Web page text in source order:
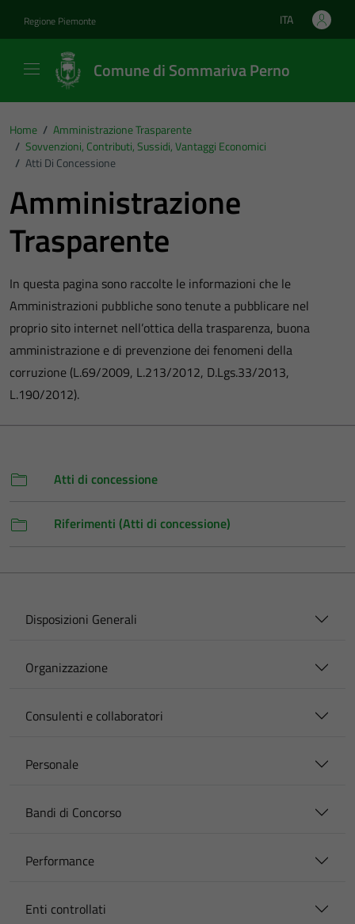
Regione Piemonte Lingua attiva:
ITA
Comune di Sommariva Perno
Home / Amministrazione Trasparente
/ Sovvenzioni, Contributi, Sussidi, Vantaggi Economici
/ Atti Di Concessione
Amministrazione
Trasparente
In questa pagina sono raccolte le informazioni che le
Amministrazioni pubbliche sono tenute a pubblicare nel
proprio sito internet nell’ottica della trasparenza, buona
amministrazione e di prevenzione dei fenomeni della
corruzione (L.69/2009, L.213/2012, D.Lgs.33/2013,
L.190/2012).
Atti di concessione
Riferimenti (Atti di concessione)
Disposizioni Generali
Organizzazione
Consulenti e collaboratori
Personale
Bandi di Concorso
Performance
Enti controllati